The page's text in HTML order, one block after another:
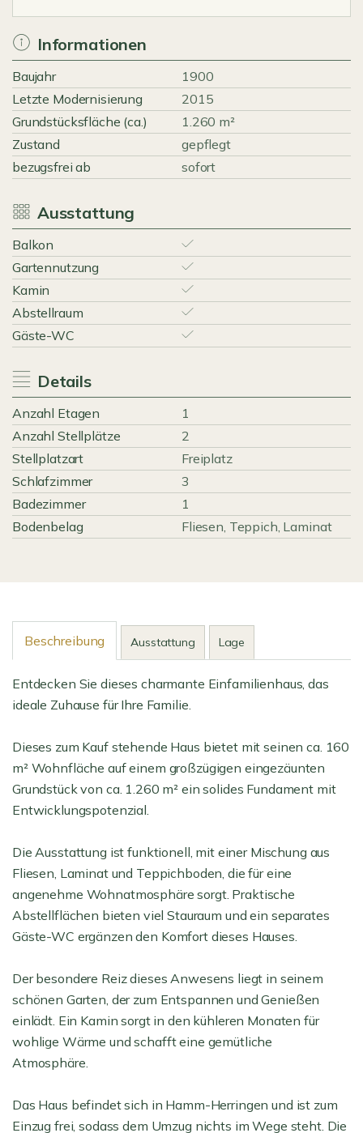
Informationen
Baujahr
1900
Letzte Modernisierung
2015
Grundstücksfläche (ca.)
1.260 m²
Zustand
gepflegt
bezugsfrei ab
sofort
Ausstattung
Balkon
Gartennutzung
Kamin
Abstellraum
Gäste-WC
Details
Anzahl Etagen
1
Anzahl Stellplätze
2
Stellplatzart
Freiplatz
Schlafzimmer
3
Badezimmer
1
Bodenbelag
Fliesen, Teppich, Laminat
Beschreibung Ausstattung Lage
Entdecken Sie dieses charmante Einfamilienhaus, das
ideale Zuhause für Ihre Familie.
Dieses zum Kauf stehende Haus bietet mit seinen ca. 160
m² Wohnfläche auf einem großzügigen eingezäunten
Grundstück von ca. 1.260 m² ein solides Fundament mit
Entwicklungspotenzial.
Die Ausstattung ist funktionell, mit einer Mischung aus
Fliesen, Laminat und Teppichboden, die für eine
angenehme Wohnatmosphäre sorgt. Praktische
Abstellflächen bieten viel Stauraum und ein separates
Gäste-WC ergänzen den Komfort dieses Hauses.
Der besondere Reiz dieses Anwesens liegt in seinem
schönen Garten, der zum Entspannen und Genießen
einlädt. Ein Kamin sorgt in den kühleren Monaten für
wohlige Wärme und schafft eine gemütliche
Atmosphäre.
Das Haus befindet sich in Hamm-Herringen und ist zum
Einzug frei, sodass dem Umzug nichts im Wege steht. Die